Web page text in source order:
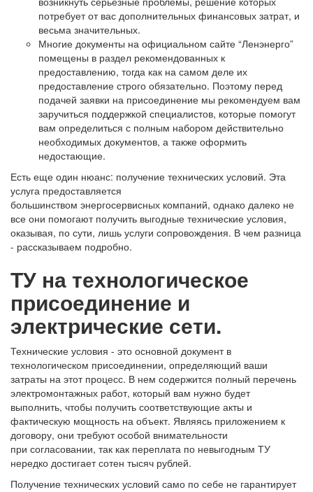
потребует от вас дополнительных финансовых затрат, и
весьма значительных.
Многие документы на официальном сайте “Ленэнерго”
помещены в раздел рекомендованных к
предоставлению, тогда как на самом деле их
предоставление строго обязательно. Поэтому перед
подачей заявки на присоединение мы рекомендуем вам
заручиться поддержкой специалистов, которые помогут
вам определиться с полным набором действительно
необходимых документов, а также оформить
недостающие.
Есть еще один нюанс: получение технических условий. Эта
услуга предоставляется
большинством энергосервисных компаний, однако далеко не
все они помогают получить выгодные технические условия,
оказывая, по сути, лишь услуги сопровождения. В чем разница
- рассказываем подробно.
ТУ на технологическое
присоединение и
электрические сети.
Технические условия - это основной документ в
технологическом присоединении, определяющий ваши
затраты на этот процесс. В нем содержится полный перечень
электромонтажных работ, который вам нужно будет
выполнить, чтобы получить соответствующие акты и
фактическую мощность на объект. Являясь приложением к
договору, они требуют особой внимательности
при согласовании, так как переплата по невыгодным ТУ
нередко достигает сотен тысяч рублей.
Получение технических условий само по себе не гарантирует